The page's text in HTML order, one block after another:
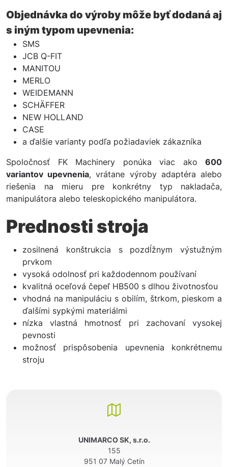
Objednávka do výroby môže byť dodaná aj
s iným typom upevnenia:
SMS
JCB Q-FIT
MANITOU
MERLO
WEIDEMANN
SCHÄFFER
NEW HOLLAND
CASE
a ďalšie varianty podľa požiadaviek zákazníka
Spoločnosť FK Machinery ponúka viac ako 600
variantov upevnenia, vrátane výroby adaptéra alebo
riešenia na mieru pre konkrétny typ nakladača,
manipulátora alebo teleskopického manipulátora.
Prednosti stroja
zosilnená konštrukcia s pozdĺžnym výstužným
prvkom
vysoká odolnosť pri každodennom používaní
kvalitná oceľová čepeľ HB500 s dlhou životnosťou
vhodná na manipuláciu s obilím, štrkom, pieskom a
ďalšími sypkými materiálmi
nízka vlastná hmotnosť pri zachovaní vysokej
pevnosti
možnosť prispôsobenia upevnenia konkrétnemu
stroju
UNIMARCO SK, s.r.o.
155
951 07 Malý Cetín